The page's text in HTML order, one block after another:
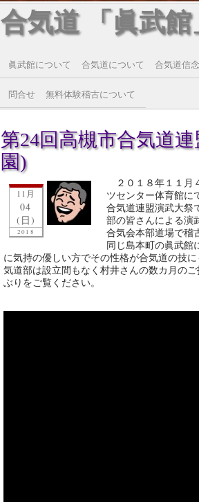
合気道 「眞武
眞武館について 合気道について 合気道信念
問合せ 無料体験稽古について
第24回高槻市合気道
園)
11月
04
(日)
2018
２０１８年１１月
ツセンター体育館に
合気道連盟演武大祭
部の皆さんによる演
合気会本部道場で稽
同じ島本町の眞武館
に気持の優しい方でその性格が合気道の技
気道部は設立間もなく村井さんの数カ月の
ぶりをご覧ください。